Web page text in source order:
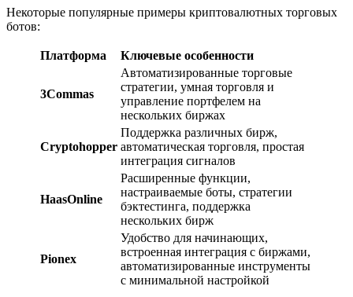
Некоторые популярные примеры криптовалютных торговых
ботов:
Платформа Ключевые особенности
3Commas
Автоматизированные торговые
стратегии, умная торговля и
управление портфелем на
нескольких биржах
Cryptohopper
Поддержка различных бирж,
автоматическая торговля, простая
интеграция сигналов
HaasOnline
Расширенные функции,
настраиваемые боты, стратегии
бэктестинга, поддержка
нескольких бирж
Pionex
Удобство для начинающих,
встроенная интеграция с биржами,
автоматизированные инструменты
с минимальной настройкой